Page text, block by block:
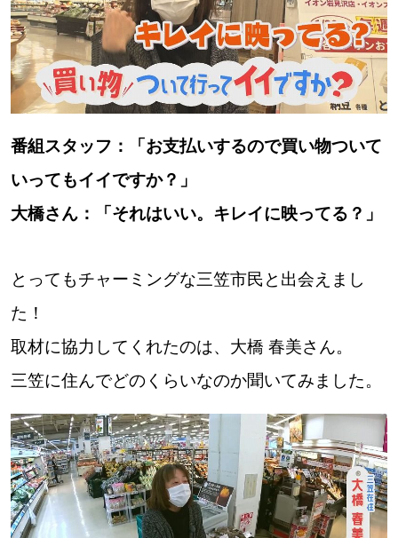
番組スタッフ：「お支払いするので買い物ついて
いってもイイですか？」
大橋さん：「それはいい。キレイに映ってる？」
とってもチャーミングな三笠市民と出会えまし
た！
取材に協力してくれたのは、大橋 春美さん。
三笠に住んでどのくらいなのか聞いてみました。